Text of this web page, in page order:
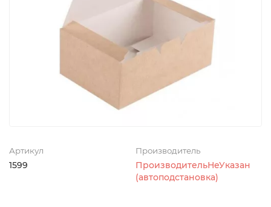
Артикул
1599
Производитель
ПроизводительНеУказан
(автоподстановка)